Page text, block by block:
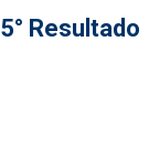
5° Resultado